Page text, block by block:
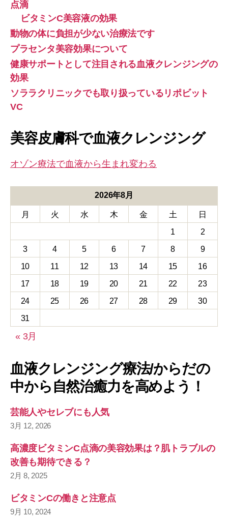
点滴
ビタミンC美容液の効果
動物の体に負担が少ない治療法です
プラセンタ美容効果について
健康サポートとして注目される血液クレンジングの
効果
ソララクリニックでも取り扱っているリポビット
VC
美容皮膚科で血液クレンジング
オゾン療法で血液から生まれ変わる
2026年8月
月 火 水 木 金 土
日
1
2
3
4 5 6 7 8
9
10
11 12 13 14 15
16
17
18 19 20 21 22
23
24
25 26 27 28 29
30
31
« 3月
血液クレンジング療法/からだの
中から自然治癒力を高めよう！
芸能人やセレブにも人気
3月 12, 2026
高濃度ビタミンC点滴の美容効果は？肌トラブルの
改善も期待できる？
2月 8, 2025
ビタミンCの働きと注意点
9月 10, 2024